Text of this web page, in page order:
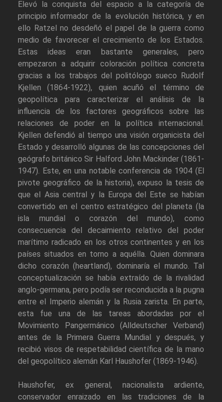
Elevó la conquista del espacio a la categoría de
principio informador de la evolución histórica, y en
ello Ratzel no desdeñó el papel de la guerra como
medio de favorecer el crecimiento de los Estados.
Estas ideas eran bastante generales, pero
empezaron a adquirir coloración política concreta
gracias a los trabajos del politólogo sueco Rudolf
Kjellen (1864-1922), quien acuñó el término de
geopolítica para caracterizar el análisis de la
influencia de los factores geográficos sobre las
relaciones de poder en la política internacional.
Kjellen defendió al tiempo una visión organicista del
Estado y desarrolló algunas de las concepciones del
geógrafo británico Sir Halford John Mackinder (1861-
1947). Este, en una notable conferencia de 1904 (El
pivote geográfico de la historia), expuso la tesis de
que el Asia central y la Europa del Este se habían
convertido en el centro estratégico del planeta (la
isla mundial o corazón del mundo), como
consecuencia del decaimiento relativo del poder
marítimo radicado en los otros continentes y en los
países situados en torno a aquélla. Quien dominara
dicho corazón (heartland), dominaría el mundo. Tal
conceptualización se había extraído de la rivalidad
anglo-germana, pero podía ser reconducida a la pugna
entre el Imperio alemán y la Rusia zarista. En parte,
esta fue una de las tareas abordadas por el
Movimiento Pangermánico (Alldeutscher Verband)
antes de la Primera Guerra Mundial y después, y
recibió visos de respetabilidad científica de la mano
del geopolítico alemán Karl Haushofer (1869-1946).
Haushofer, ex general, nacionalista ardiente,
conservador enraizado en las tradiciones de la